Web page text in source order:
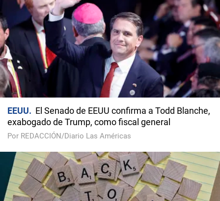
EEUU
El Senado de EEUU confirma a Todd Blanche,
exabogado de Trump, como fiscal general
Por REDACCIÓN/Diario Las Américas